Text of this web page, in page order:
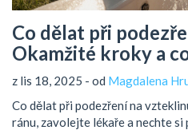
Co dělat při
Okamžité kroky a
z lis 18, 2025 - od Magdalena
Co dělat při podezření na
ránu, zavolejte lékaře a nechte